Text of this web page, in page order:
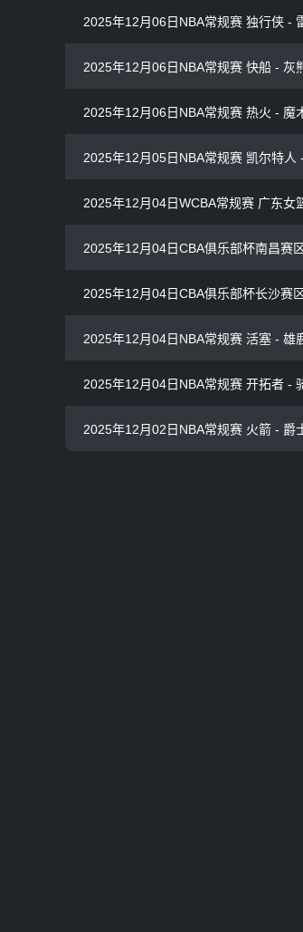
2025年12月06日NBA常规赛 独行侠 -
2025年12月06日NBA常规赛 快船 - 灰
2025年12月06日NBA常规赛 热火 - 魔
2025年12月05日NBA常规赛 凯尔特人
2025年12月04日WCBA常规赛 广东女
2025年12月04日CBA俱乐部杯南昌赛
2025年12月04日CBA俱乐部杯长沙赛
2025年12月04日NBA常规赛 活塞 - 雄
2025年12月04日NBA常规赛 开拓者 -
2025年12月02日NBA常规赛 火箭 - 爵